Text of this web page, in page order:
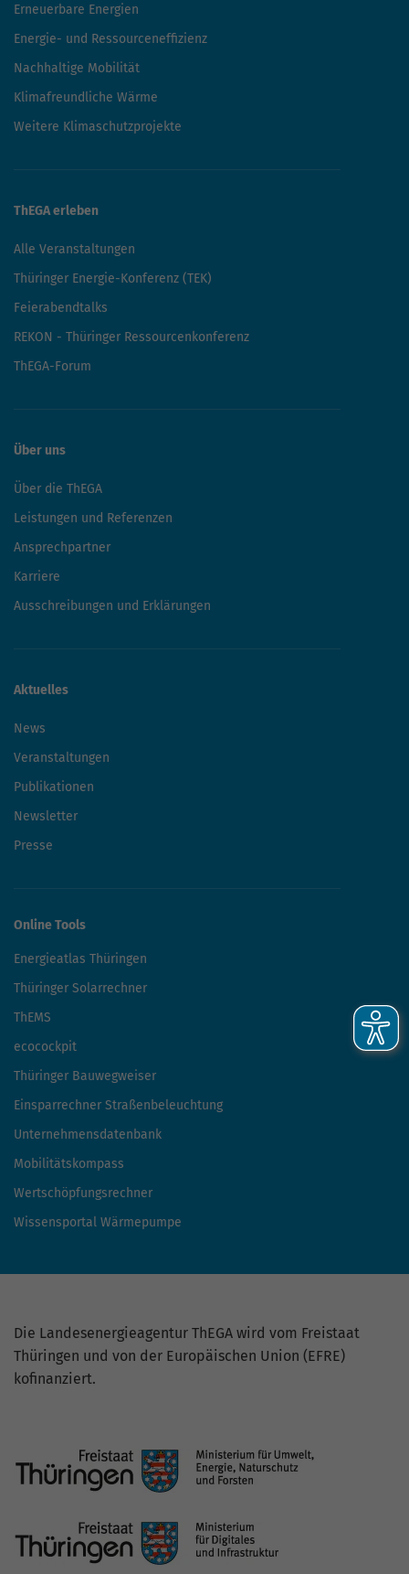
Erneuerbare Energien
Energie- und Ressourceneffizienz
Nachhaltige Mobilität
Klimafreundliche Wärme
Weitere Klimaschutzprojekte
ThEGA erleben
Alle Veranstaltungen
Thüringer Energie-Konferenz (TEK)
Feierabendtalks
REKON - Thüringer Ressourcenkonferenz
ThEGA-Forum
Über uns
Über die ThEGA
Leistungen und Referenzen
Ansprechpartner
Karriere
Ausschreibungen und Erklärungen
Aktuelles
News
Veranstaltungen
Publikationen
Newsletter
Presse
Online Tools
Energieatlas Thüringen
Thüringer Solarrechner
ThEMS
ecocockpit
Thüringer Bauwegweiser
Einsparrechner Straßenbeleuchtung
Unternehmensdatenbank
Mobilitätskompass
Wertschöpfungsrechner
Wissensportal Wärmepumpe
Die Landesenergieagentur ThEGA wird vom Freistaat
Thüringen und von der Europäischen Union (EFRE)
kofinanziert.